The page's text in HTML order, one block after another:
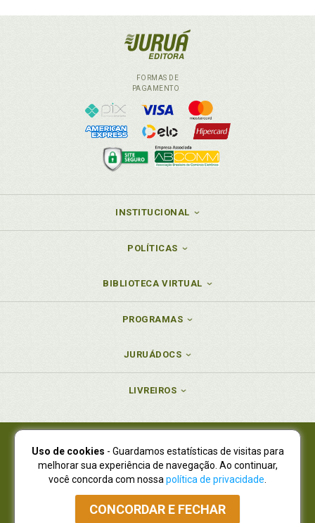
FORMAS DE
PAGAMENTO
INSTITUCIONAL
POLÍTICAS
BIBLIOTECA VIRTUAL
PROGRAMAS
JURUÁDOCS
LIVREIROS
Juruá Editora Ltda., CNPJ 77.535.508/0001-19
Juruá Informática Ltda., CNPJ 01.701.561/0001-80
NOVO ENDEREÇO:R. Flávio Dallegrave, 7665, São Lourenço |
Curitiba - Paraná - CEP 82210-310
Atendimento: (41) 4009-3900|Vendas Atacado: (41) 4009-3939
Uso de cookies - Guardamos estatísticas de visitas para
melhorar sua experiência de navegação. Ao continuar,
você concorda com nossa política de privacidade
CONCORDAR E FECHAR